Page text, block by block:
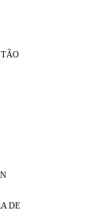
TÃO
DE